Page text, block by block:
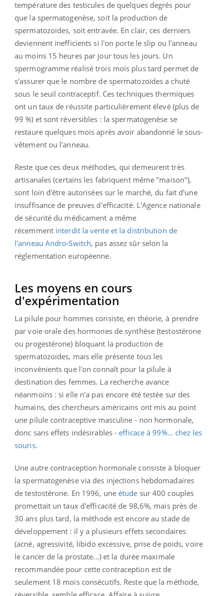
température des testicules de quelques degrés pour
que la spermatogenèse, soit la production de
spermatozoïdes, soit entravée. En clair, ces derniers
deviennent inefficients si l'on porte le slip ou l'anneau
au moins 15 heures par jour tous les jours. Un
spermogramme réalisé trois mois plus tard permet de
s'assurer que le nombre de spermatozoïdes a chuté
sous le seuil contraceptif. Ces techniques thermiques
ont un taux de réussite particulièrement élevé (plus de
99 %) et sont réversibles : la spermatogenèse se
restaure quelques mois après avoir abandonné le sous-
vêtement ou l'anneau.
Reste que ces deux méthodes, qui demeurent très
artisanales (certains les fabriquent même "maison"),
sont loin d'être autorisées sur le marché, du fait d'une
insuffisance de preuves d'efficacité. L'Agence nationale
de sécurité du médicament a même
récemment interdit la vente et la distribution de
l'anneau Andro-Switch, pas assez sûr selon la
réglementation européenne.
Les moyens en cours
d'expérimentation
La pilule pour hommes consiste, en théorie, à prendre
par voie orale des hormones de synthèse (testostérone
ou progestérone) bloquant la production de
spermatozoïdes, mais elle présente tous les
inconvénients que l'on connaît pour la pilule à
destination des femmes. La recherche avance
néanmoins : si elle n'a pas encore été testée sur des
humains, des chercheurs américains ont mis au point
une pilule contraceptive masculine - non hormonale,
donc sans effets indésirables -efficace à 99%... chez les
souris.
Une autre contraception hormonale consiste à bloquer
la spermatogenèse via des injections hebdomadaires
de testostérone. En 1996, uneétude sur 400 couples
promettait un taux d'efficacité de 98,6%, mais près de
30 ans plus tard, la méthode est encore au stade de
développement : il y a plusieurs effets secondaires
(acné, agressivité, libido excessive, prise de poids, voire
le cancer de la prostate...) et la durée maximale
recommandée pour cette contraception est de
seulement 18 mois consécutifs. Reste que la méthode,